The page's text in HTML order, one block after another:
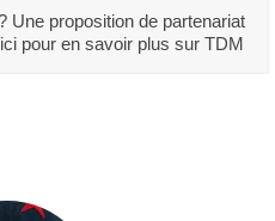
Une proposition de partenariat
pour en savoir plus sur TDM